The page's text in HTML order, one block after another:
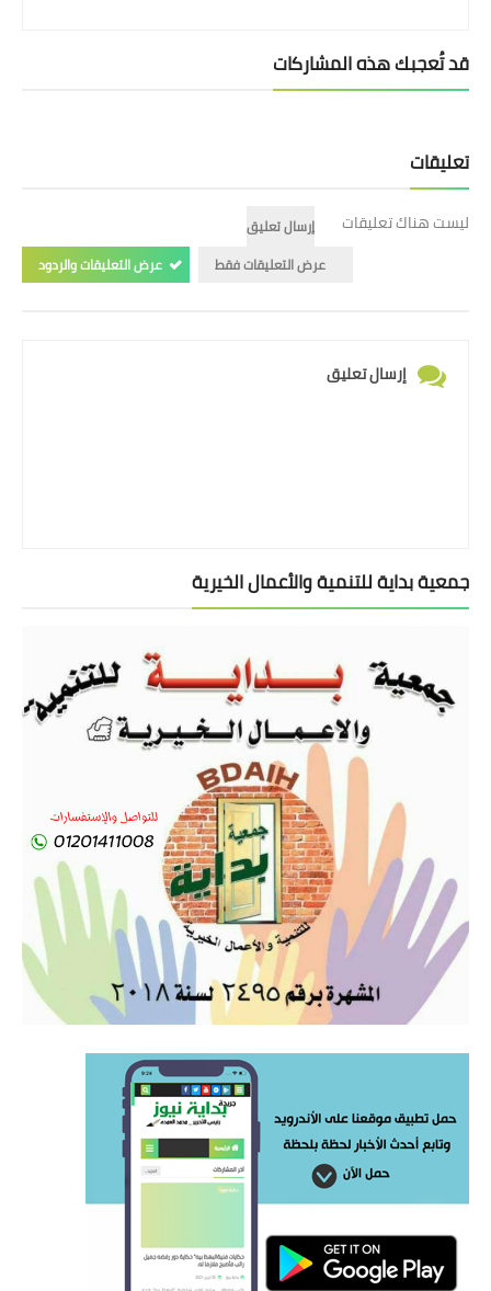
قد تُعجبك هذه المشاركات
تعليقات
ليست هناك تعليقات
إرسال تعليق
عرض التعليقات فقط
عرض التعليقات والردود
إرسال تعليق
جمعية بداية للتنمية والأعمال الخيرية